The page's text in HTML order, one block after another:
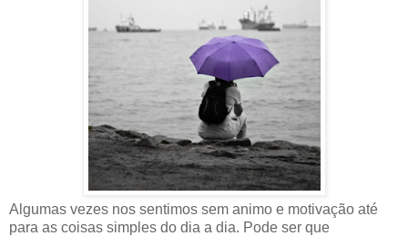
Algumas vezes nos sentimos sem animo e motivação até
para as coisas simples do dia a dia. Pode ser que